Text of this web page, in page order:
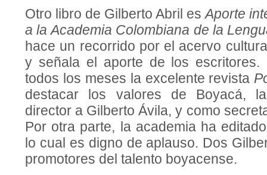
Otro libro de Gilberto Abril esAporte
a la Academia Colombiana de la
hace un recorrido por el acervo
y señala el aporte de los escritores.
todos los meses la excelente revista
destacar los valores de Boyacá,
director a Gilberto Ávila, y como
Por otra parte, la academia ha
lo cual es digno de aplauso. Dos
promotores del talento boyacense.